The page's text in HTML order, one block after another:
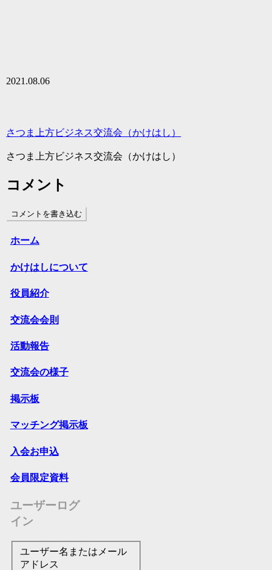
2021.08.06
さつま上方ビジネス交流会（かけはし）
さつま上方ビジネス交流会（かけはし）
コメント
コメントを書き込む
ホーム
かけはしについて
役員紹介
交流会会則
活動報告
交流会の様子
掲示板
マッチング掲示板
入会お申込
会員限定資料
ユーザーログ
イン
ユーザー名またはメール
アドレス